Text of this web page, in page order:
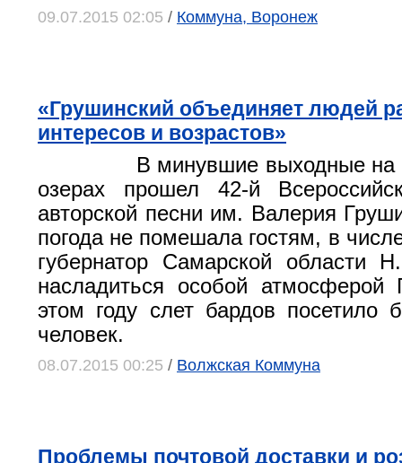
09.07.2015 02:05 / Коммуна, Воронеж
«Грушинский объединяет людей
интересов и возрастов»
В минувшие выходные на
озерах прошел 42-й
авторской песни им. Валерия
погода не помешала гостям, в
губернатор Самарской области
насладиться особой атмосферой
этом году слет бардов посетило
человек.
08.07.2015 00:25 / Волжская Коммуна
Проблемы почтовой доставки и